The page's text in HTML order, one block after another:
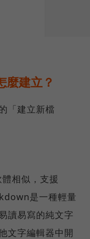
建立？
「建立新檔
相似，支援
是一種輕量
讀易寫的純文字
文字編輯器中開